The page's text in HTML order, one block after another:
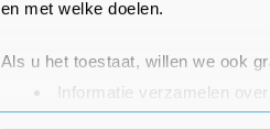
en met welke doelen.
Als u het toestaat, willen we ook
Informatie verzamelen
Uw apparaat identificeren